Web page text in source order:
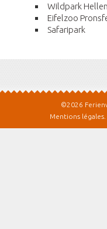
Wildpark
Eifelzoo
Safaripark
©2026
Mentions légales.